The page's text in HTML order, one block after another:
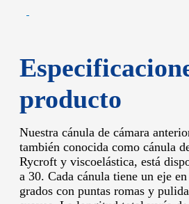
producto
Nuestra cánula de cámara
también conocida como cánula
Rycroft y viscoelástica, está
a 30. Cada cánula tiene un eje
grados con puntas romas y